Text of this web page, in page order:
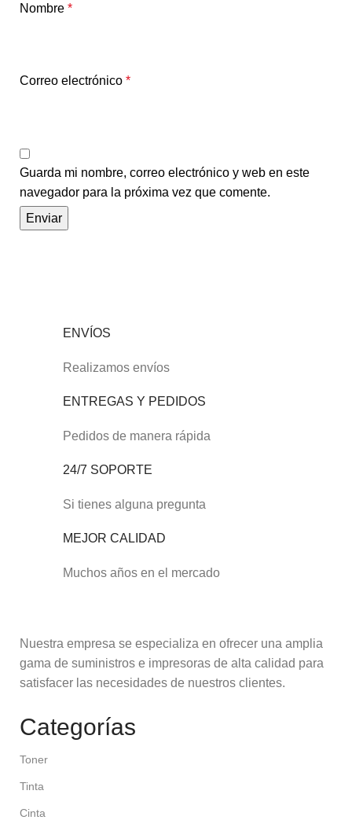
Nombre *
Correo electrónico *
Guarda mi nombre, correo electrónico y web en este
navegador para la próxima vez que comente.
ENVÍOS
Realizamos envíos
ENTREGAS Y PEDIDOS
Pedidos de manera rápida
24/7 SOPORTE
Si tienes alguna pregunta
MEJOR CALIDAD
Muchos años en el mercado
Nuestra empresa se especializa en ofrecer una amplia
gama de suministros e impresoras de alta calidad para
satisfacer las necesidades de nuestros clientes.
Categorías
Toner
Tinta
Cinta